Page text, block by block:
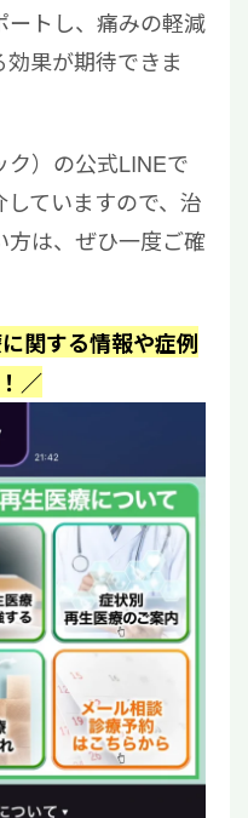
トし、痛みの軽減
果が期待できま
ク）の公式LINEで
ていますので、治
は、ぜひ一度ご確
関する情報や症例
／